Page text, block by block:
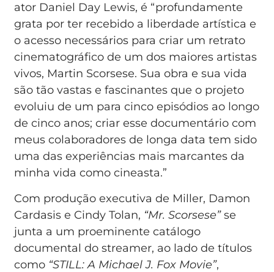
ator Daniel Day Lewis, é “profundamente
grata por ter recebido a liberdade artística e
o acesso necessários para criar um retrato
cinematográfico de um dos maiores artistas
vivos, Martin Scorsese. Sua obra e sua vida
são tão vastas e fascinantes que o projeto
evoluiu de um para cinco episódios ao longo
de cinco anos; criar esse documentário com
meus colaboradores de longa data tem sido
uma das experiências mais marcantes da
minha vida como cineasta.”
Com produção executiva de Miller, Damon
Cardasis e Cindy Tolan, “Mr. Scorsese”se
junta a um proeminente catálogo
documental do streamer, ao lado de títulos
como “STILL: A Michael J. Fox Movie”,